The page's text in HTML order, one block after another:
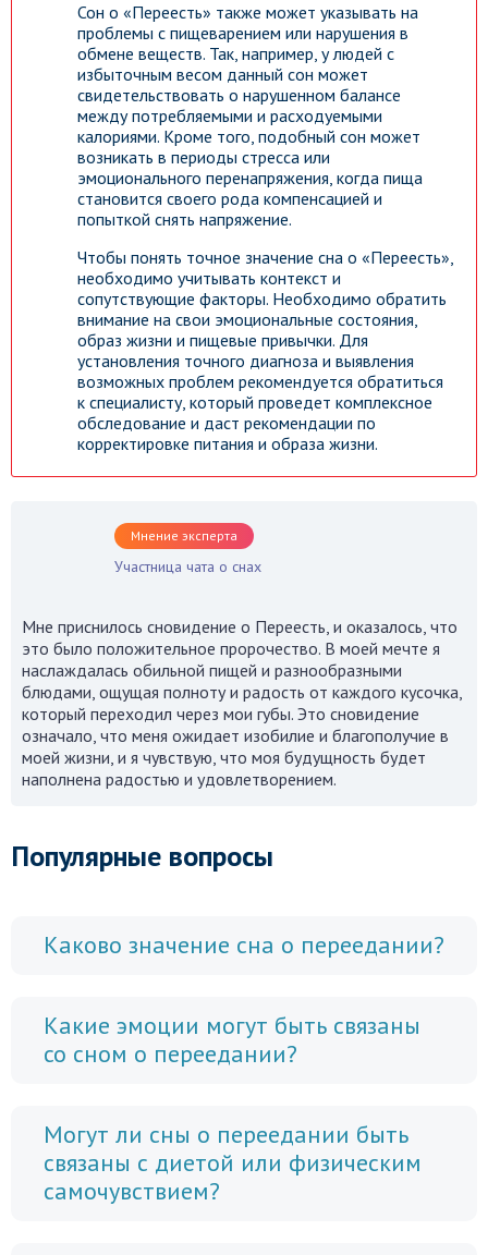
Сон о «Переесть» также может указывать на
проблемы с пищеварением или нарушения в
обмене веществ. Так, например, у людей с
избыточным весом данный сон может
свидетельствовать о нарушенном балансе
между потребляемыми и расходуемыми
калориями. Кроме того, подобный сон может
возникать в периоды стресса или
эмоционального перенапряжения, когда пища
становится своего рода компенсацией и
попыткой снять напряжение.
Чтобы понять точное значение сна о «Переесть»,
необходимо учитывать контекст и
сопутствующие факторы. Необходимо обратить
внимание на свои эмоциональные состояния,
образ жизни и пищевые привычки. Для
установления точного диагноза и выявления
возможных проблем рекомендуется обратиться
к специалисту, который проведет комплексное
обследование и даст рекомендации по
корректировке питания и образа жизни.
Мнение эксперта
Участница чата о снах
Мне приснилось сновидение о Переесть, и оказалось, что
это было положительное пророчество. В моей мечте я
наслаждалась обильной пищей и разнообразными
блюдами, ощущая полноту и радость от каждого кусочка,
который переходил через мои губы. Это сновидение
означало, что меня ожидает изобилие и благополучие в
моей жизни, и я чувствую, что моя будущность будет
наполнена радостью и удовлетворением.
Популярные вопросы
Каково значение сна о переедании?
Какие эмоции могут быть связаны
со сном о переедании?
Могут ли сны о переедании быть
связаны с диетой или физическим
самочувствием?